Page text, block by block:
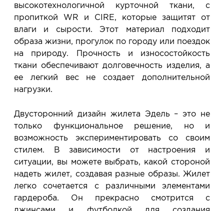
высокотехнологичной курточной ткани, с
пропиткой WR и CIRЕ, которые защитят от
влаги и сырости. Этот материал подходит
образа жизни, прогулок по городу или поездок
на природу. Прочность и износостойкость
ткани обеспечивают долговечность изделия, а
ее легкий вес не создает дополнительной
нагрузки.
Двусторонний дизайн жилета Эдель – это не
только функциональное решение, но и
возможность экспериментировать со своим
стилем. В зависимости от настроения и
ситуации, вы можете выбрать, какой стороной
надеть жилет, создавая разные образы. Жилет
легко сочетается с различными элементами
гардероба. Он прекрасно смотрится с